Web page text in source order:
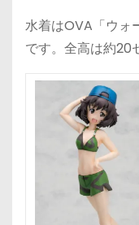
水着はOVA「ウォ
です。全高は約20